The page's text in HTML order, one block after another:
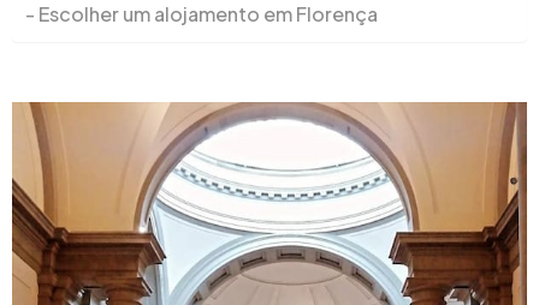
Escolher um alojamento em Florença